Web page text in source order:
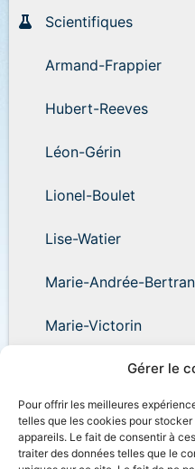
Gérer le
Pour offrir les meilleures
telles que les cookies pour
appareils. Le fait de consentir à
traiter des données telles que le
Scientifiques
Armand-Frappier
Hubert-Reeves
Léon-Gérin
Lionel-Boulet
Lise-Watier
Marie-Andrée-
Marie-Victorin
Wilder-Penfield